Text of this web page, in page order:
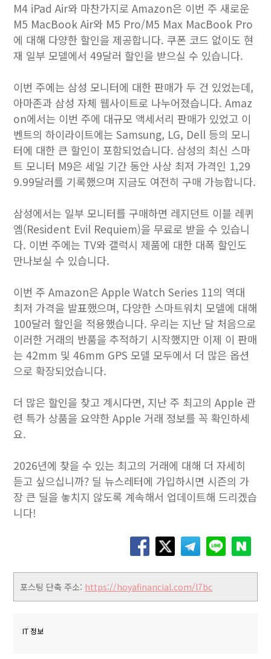
M4 iPad Air와 마찬가지로 Amazon은 이번 주 새로운
M5 MacBook Air와 M5 Pro/M5 Max MacBook Pro
에 대해 다양한 할인을 제공합니다. 쿠폰 코드 없이도 현
재 일부 모델에서 49달러 할인을 받으실 수 있습니다.
이번 주에는 삼성 모니터에 대한 판매가 두 건 있었는데,
아마존과 삼성 자체 웹사이트로 나누어졌습니다. Amaz
on에서는 이번 주에 대규모 액세서리 판매가 있었고 이
벤트의 하이라이트에는 Samsung, LG, Dell 등의 모니
터에 대한 큰 할인이 포함되었습니다. 삼성의 최신 스마
트 모니터 M9은 세일 기간 동안 사상 최저 가격인 1,29
9.99달러를 기록했으며 지금도 여전히 구매 가능합니다.
삼성에서는 일부 모니터를 구매하면 레지던트 이블 레퀴
엠(Resident Evil Requiem)을 무료로 받을 수 있습니
다. 이번 주에는 TV와 갤럭시 제품에 대한 대폭 할인도
만나보실 수 있습니다.
이번 주 Amazon은 Apple Watch Series 11의 역대
최저 가격을 발표했으며, 다양한 스마트워치 모델에 대해
100달러 할인을 적용했습니다. 우리는 지난 달 처음으로
이러한 거래의 반품을 추적하기 시작했지만 이제 이 판매
는 42mm 및 46mm GPS 모델 모두에서 더 많은 옵션
으로 확장되었습니다.
더 많은 할인을 찾고 계시다면, 지난 주 최고의 Apple 관
련 특가 상품을 요약한 Apple 거래 정보를 꼭 확인하세
요.
2026년에 찾을 수 있는 최고의 거래에 대해 더 자세히
듣고 싶으십니까? 딜 뉴스레터에 가입하시면 시즌의 가
장 큰 딜을 놓치지 않도록 계속해서 업데이트해 드리겠습
니다!
포스팅 단축 주소: https://hoyafinancial.com/l7bc
IT 정보